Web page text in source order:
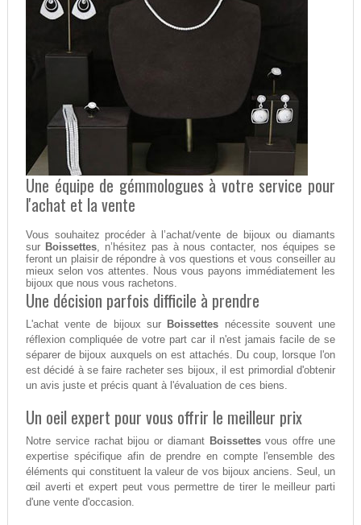
Une équipe de gémmologues à votre service pour
l'achat et la vente
Vous souhaitez procéder à l’achat/vente de bijoux ou diamants
sur Boissettes, n’hésitez pas à nous contacter, nos équipes se
feront un plaisir de répondre à vos questions et vous conseiller au
mieux selon vos attentes. Nous vous payons immédiatement les
bijoux que nous vous rachetons.
Une décision parfois difficile à prendre
L'achat vente de bijoux sur Boissettes nécessite souvent une
réflexion compliquée de votre part car il n'est jamais facile de se
séparer de bijoux auxquels on est attachés. Du coup, lorsque l'on
est décidé à se faire racheter ses bijoux, il est primordial d'obtenir
un avis juste et précis quant à l'évaluation de ces biens.
Un oeil expert pour vous offrir le meilleur prix
Notre service rachat bijou or diamant Boissettesvous offre une
expertise spécifique afin de prendre en compte l'ensemble des
éléments qui constituent la valeur de vos bijoux anciens. Seul, un
œil averti et expert peut vous permettre de tirer le meilleur parti
d'une vente d'occasion.